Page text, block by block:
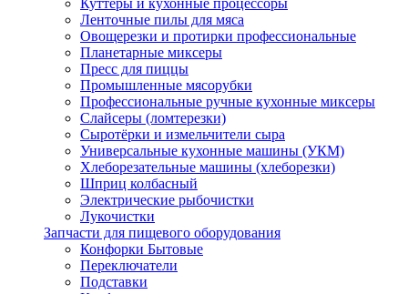
Куттеры и кухонные процессоры
Ленточные пилы для мяса
Овощерезки и протирки профессиональные
Планетарные миксеры
Пресс для пиццы
Промышленные мясорубки
Профессиональные ручные кухонные миксеры
Слайсеры (ломтерезки)
Сыротёрки и измельчители сыра
Универсальные кухонные машины (УКМ)
Хлеборезательные машины (хлеборезки)
Шприц колбасный
Электрические рыбочистки
Лукочистки
Запчасти для пищевого оборудования
Конфорки Бытовые
Переключатели
Подставки